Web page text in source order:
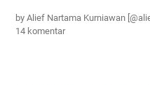
by Alief Nartama Kurniawan
14 komentar